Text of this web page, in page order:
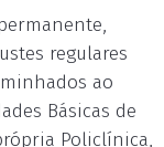
regulares
ao
Básicas de
Policlínica,